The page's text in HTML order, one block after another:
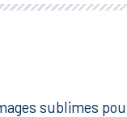
sublimes